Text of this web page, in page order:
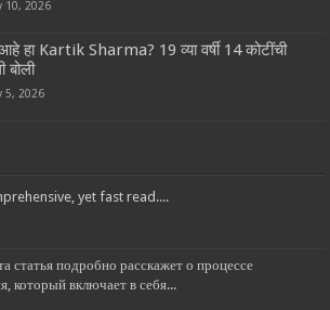
10, 2026
हा Kartik Sharma? 19 व्या वर्षी 14 कोटींची
बोली
5, 2026
yet fast read....
статья подробно расскажет о процессе
который включает в себя...